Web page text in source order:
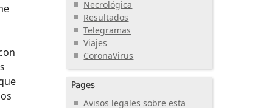
Necrológica
Resultados
Telegramas
Viajes
CoronaVirus
Pages
Avisos legales sobre esta